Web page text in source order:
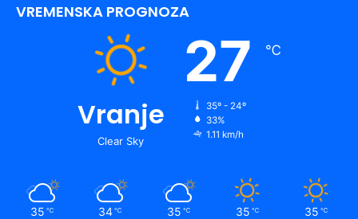
VREMENSKA PROGNOZA
Vranje
Clear Sky
27 ℃
35º - 24º
33%
1.11 km/h
35 ℃ 34 ℃ 35 ℃ 35 ℃ 35 ℃